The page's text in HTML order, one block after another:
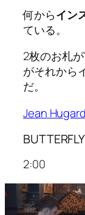
何からイン
ている。
2枚のお札
がそれから
だ。
Jean
2:00